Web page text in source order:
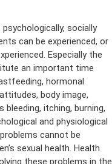
socially
can be experienced, or
Especially the
an important time
hormonal
body image,
itching, burning,
and physiological
cannot be
sexual health. Health
these problems in the